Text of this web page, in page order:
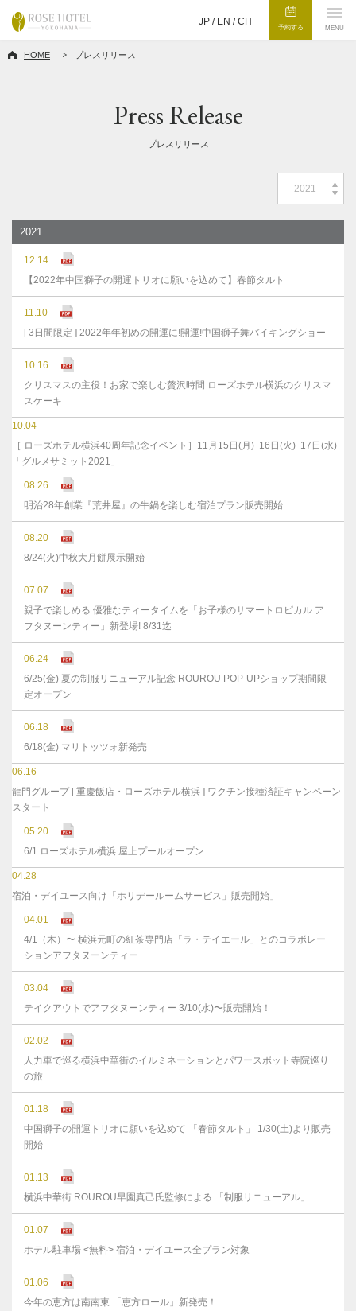
JP / EN /CH
予約する MENU
HOME プレスリリース
Press Release
プレスリリース
2021
2021
12.14
【2022年中国獅子の開運トリオに願いを込めて】春節タルト
11.10
[ 3日間限定 ] 2022年年初めの開運に!開運!中国獅子舞バイキングショー
10.16
クリスマスの主役！お家で楽しむ贅沢時間 ローズホテル横浜のクリスマ
スケーキ
10.04
［ ローズホテル横浜40周年記念イベント］11月15日(月)･16日(火)･17日(水)
「グルメサミット2021」
08.26
明治28年創業『荒井屋』の牛鍋を楽しむ宿泊プラン販売開始
08.20
8/24(火)中秋大月餅展示開始
07.07
親子で楽しめる 優雅なティータイムを「お子様のサマートロピカル ア
フタヌーンティー」新登場! 8/31迄
06.24
6/25(金) 夏の制服リニューアル記念 ROUROU POP-UPショップ期間限
定オープン
06.18
6/18(金) マリトッツォ新発売
06.16
龍門グループ [ 重慶飯店・ローズホテル横浜 ] ワクチン接種済証キャンペーン
スタート
05.20
6/1 ローズホテル横浜 屋上プールオープン
04.28
宿泊・デイユース向け「ホリデールームサービス」販売開始」
04.01
4/1（木）〜 横浜元町の紅茶専門店「ラ・テイエール」とのコラボレー
ションアフタヌーンティー
03.04
テイクアウトでアフタヌーンティー 3/10(水)〜販売開始！
02.02
人力車で巡る横浜中華街のイルミネーションとパワースポット寺院巡り
の旅
01.18
中国獅子の開運トリオに願いを込めて 「春節タルト」 1/30(土)より販売
開始
01.13
横浜中華街 ROUROU早園真己氏監修による 「制服リニューアル」
01.07
ホテル駐車場 <無料> 宿泊・デイユース全プラン対象
01.06
今年の恵方は南南東 「恵方ロール」新発売！